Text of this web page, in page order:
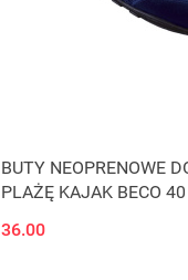
BUTY NEOPRENOWE
PLAŻĘ KAJAK BECO 40
36.00